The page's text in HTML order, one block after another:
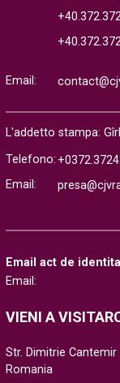
Email:
L'addetto stampa:
Telefono:
Email:
Email act de
Email:
VIENI A
Str. Dimitrie
Romania